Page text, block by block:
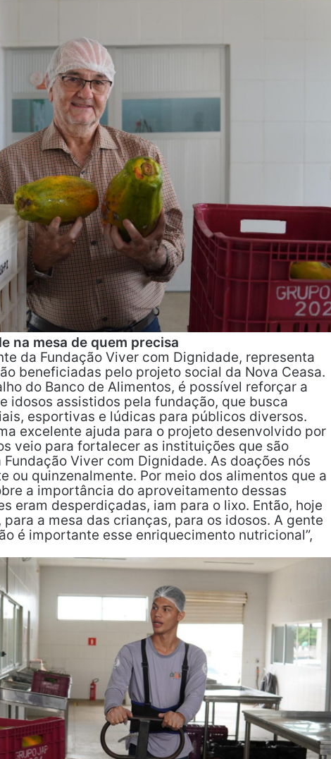
na mesa de quem precisa
da Fundação Viver com Dignidade, representa
beneficiadas pelo projeto social da Nova Ceasa.
do Banco de Alimentos, é possível reforçar a
idosos assistidos pela fundação, que busca
esportivas e lúdicas para públicos diversos.
excelente ajuda para o projeto desenvolvido por
veio para fortalecer as instituições que são
Viver com Dignidade. As doações nós
ou quinzenalmente. Por meio dos alimentos que a
a importância do aproveitamento dessas
eram desperdiçadas, iam para o lixo. Então, hoje
a mesa das crianças, para os idosos. A gente
é importante esse enriquecimento nutricional”,